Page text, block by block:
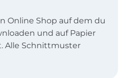
Online Shop auf dem du
und auf Papier
Alle Schnittmuster
Bei der Konstruktion